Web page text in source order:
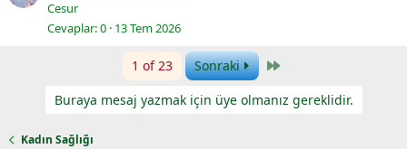
Cesur
Cevaplar 0 13 Tem 2026
1 of 23 Sonraki Last
Buraya mesaj yazmak için üye olmanız gereklidir.
Kadın Sağlığı